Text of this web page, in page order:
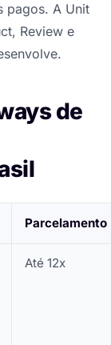
pagos. A Unit
Review e
de
Parcelamento
Até 12x